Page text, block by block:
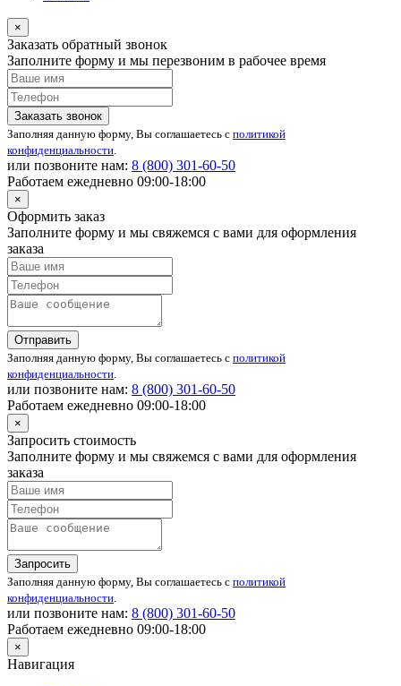
×
Заказать обратный звонок
Заполните форму и мы перезвоним в рабочее время
Заказать звонок
Заполняя данную форму, Вы соглашаетесь с политикой
конфиденциальности.
или позвоните нам: 8 (800) 301-60-50
Работаем ежедневно 09:00-18:00
×
Оформить заказ
Заполните форму и мы свяжемся с вами для оформления
заказа
Отправить
Заполняя данную форму, Вы соглашаетесь с политикой
конфиденциальности.
или позвоните нам: 8 (800) 301-60-50
Работаем ежедневно 09:00-18:00
×
Запросить стоимость
Заполните форму и мы свяжемся с вами для оформления
заказа
Запросить
Заполняя данную форму, Вы соглашаетесь с политикой
конфиденциальности.
или позвоните нам: 8 (800) 301-60-50
Работаем ежедневно 09:00-18:00
×
Навигация